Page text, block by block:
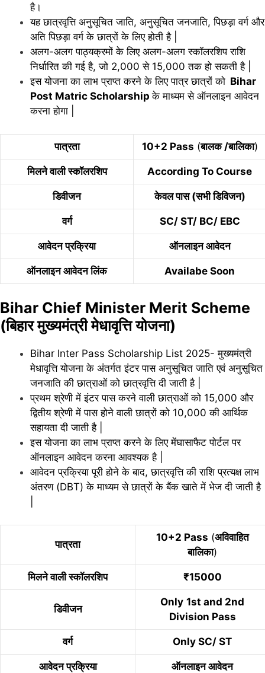
है।
यह छात्रवृत्ति अनुसूचित जाति, अनुसूचित जनजाति, पिछड़ा वर्ग और
अति पिछड़ा वर्ग के छात्रों के लिए होती है |
अलग-अलग पाठ्यक्रमोंके लिए अलग-अलग स्कॉलरशिप राशि
निर्धारित की गई है, जो 2,000 से 15,000 तक हो सकती है |
इस योजना का लाभ प्राप्त करने के लिए पात्र छात्रों को Bihar
Post Matric Scholarshipके माध्यम से ऑनलाइन आवेदन
करना होगा |
पात्रता 10+2 Pass (बालक /बालिका)
मिलने वाली स्कॉलरशिप According To Course
डिवीजन केवल पास (सभी डिविजन)
वर्ग SC/ ST/ BC/ EBC
आवेदन प्रक्रिया ऑनलाइन आवेदन
ऑनलाइन आवेदन लिंक Availabe Soon
Bihar Chief Minister Merit Scheme
(बिहार मुख्यमंत्री मेधावृत्ति योजना)
Bihar Inter Pass Scholarship List 2025- मुख्यमंत्री
मेधावृत्ति योजना के अंतर्गत इंटर पास अनुसूचित जाति एवं अनुसूचित
जनजाति की छात्राओं को छात्रवृत्ति दी जाती है |
प्रथम श्रेणी में इंटर पास करने वाली छात्राओं को 15,000 और
द्वितीय श्रेणी में पास होने वाली छात्रों को 10,000 की आर्थिक
सहायता दी जाती है |
इस योजना का लाभ प्राप्त करने के लिए मेंघासाफैट पोर्टल पर
ऑनलाइन आवेदन करना आवश्यक है |
आवेदन प्रक्रिया पूरी होने के बाद, छात्रवृत्ति की राशि प्रत्यक्ष लाभ
अंतरण (DBT) के माध्यम से छात्रों के बैंक खाते में भेज दी जाती है
पात्रता
10+2 Pass (अविवाहित
बालिका)
मिलने वाली स्कॉलरशिप ₹15000
डिवीजन
Only 1st and 2nd
Division Pass
वर्ग Only SC/ ST
आवेदन प्रक्रिया ऑनलाइन आवेदन